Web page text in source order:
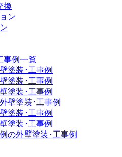
換
ン
事例一覧
塗装･工事例
塗装･工事例
塗装･工事例
壁塗装･工事例
塗装･工事例
塗装･工事例
の外壁塗装･工事例